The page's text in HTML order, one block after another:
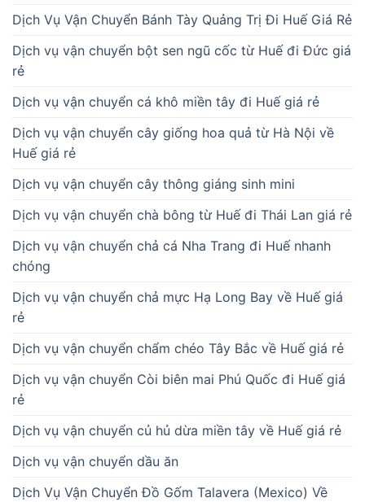
Dịch Vụ Vận Chuyển Bánh Tày Quảng Trị Đi Huế Giá Rẻ
Dịch vụ vận chuyển bột sen ngũ cốc từ Huế đi Đức giá
rẻ
Dịch vụ vận chuyển cá khô miền tây đi Huế giá rẻ
Dịch vụ vận chuyển cây giống hoa quả từ Hà Nội về
Huế giá rẻ
Dịch vụ vận chuyển cây thông giáng sinh mini
Dịch vụ vận chuyển chà bông từ Huế đi Thái Lan giá rẻ
Dịch vụ vận chuyển chả cá Nha Trang đi Huế nhanh
chóng
Dịch vụ vận chuyển chả mực Hạ Long Bay về Huế giá
rẻ
Dịch vụ vận chuyển chẩm chéo Tây Bắc về Huế giá rẻ
Dịch vụ vận chuyển Còi biên mai Phú Quốc đi Huế giá
rẻ
Dịch vụ vận chuyển củ hủ dừa miền tây về Huế giá rẻ
Dịch vụ vận chuyển dầu ăn
Dịch Vụ Vận Chuyển Đồ Gốm Talavera (Mexico) Về